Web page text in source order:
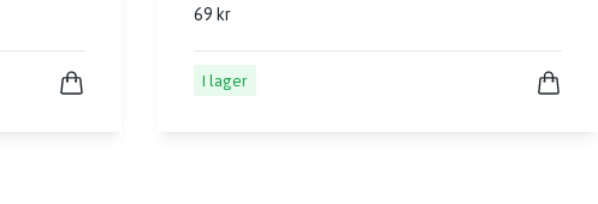
69 kr
I lager